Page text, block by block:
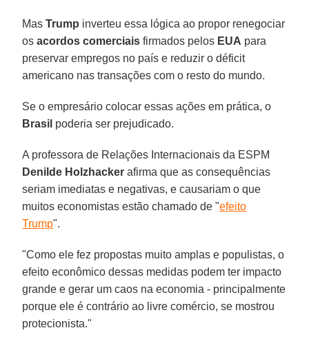
MasTrump inverteu essa lógica ao propor renegociar
osacordos comerciais firmados pelos EUA para
preservar empregos no país e reduzir o déficit
americano nas transações com o resto do mundo.
Se o empresário colocar essas ações em prática, o
Brasil poderia ser prejudicado.
A professora de Relações Internacionais da ESPM
Denilde Holzhacker afirma que as consequências
seriam imediatas e negativas, e causariam o que
muitos economistas estão chamado de "efeito
Trump".
"Como ele fez propostas muito amplas e populistas, o
efeito econômico dessas medidas podem ter impacto
grande e gerar um caos na economia - principalmente
porque ele é contrário ao livre comércio, se mostrou
protecionista."